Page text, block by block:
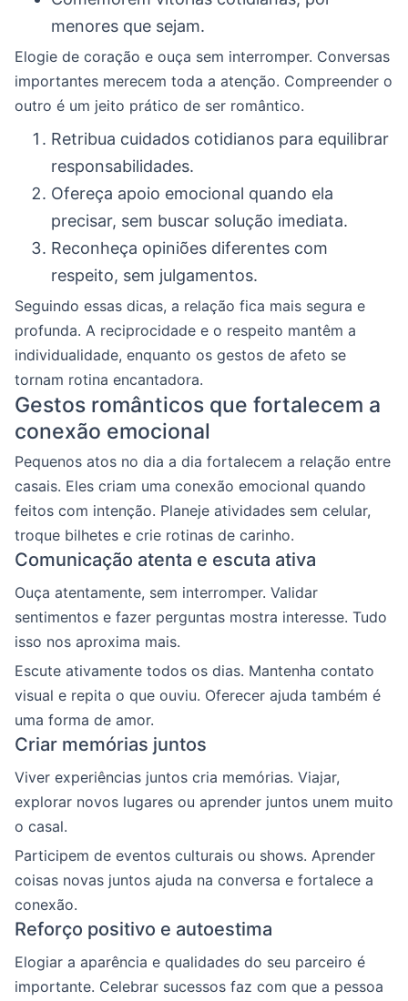
menores que sejam.
Elogie de coração e ouça sem interromper. Conversas
importantes merecem toda a atenção. Compreender o
outro é um jeito prático de ser romântico.
Retribua cuidados cotidianos para equilibrar
responsabilidades.
Ofereça apoio emocional quando ela
precisar, sem buscar solução imediata.
Reconheça opiniões diferentes com
respeito, sem julgamentos.
Seguindo essas dicas, a relação fica mais segura e
profunda. A reciprocidade e o respeito mantêm a
individualidade, enquanto os gestos de afeto se
tornam rotina encantadora.
Gestos românticos que fortalecem a
conexão emocional
Pequenos atos no dia a dia fortalecem a relação entre
casais. Eles criam uma conexão emocional quando
feitos com intenção. Planeje atividades sem celular,
troque bilhetes e crie rotinas de carinho.
Comunicação atenta e escuta ativa
Ouça atentamente, sem interromper. Validar
sentimentos e fazer perguntas mostra interesse. Tudo
isso nos aproxima mais.
Escute ativamente todos os dias. Mantenha contato
visual e repita o que ouviu. Oferecer ajuda também é
uma forma de amor.
Criar memórias juntos
Viver experiências juntos cria memórias. Viajar,
explorar novos lugares ou aprender juntos unem muito
o casal.
Participem de eventos culturais ou shows. Aprender
coisas novas juntos ajuda na conversa e fortalece a
conexão.
Reforço positivo e autoestima
Elogiar a aparência e qualidades do seu parceiro é
importante. Celebrar sucessos faz com que a pessoa